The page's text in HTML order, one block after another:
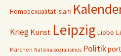
HomosexualitätIslam
Krieg Kunst Leipzig Liebe
Märchen Nationalsozialismus Politik